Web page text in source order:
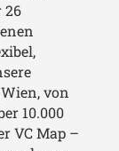
26
von
10.000
VC Map –